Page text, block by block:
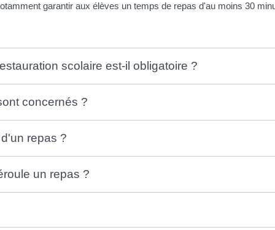
garantir aux élèves un temps de repas d'au moins 30
scolaire est-il obligatoire ?
concernés ?
repas ?
un repas ?